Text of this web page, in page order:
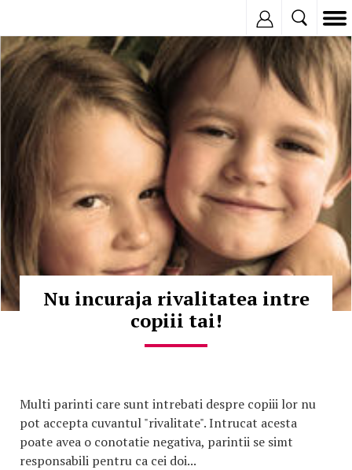
© Copyright:
Nu incuraja rivalitatea intre
copiii tai!
Multi parinti care sunt intrebati despre copiii lor nu
pot accepta cuvantul "rivalitate". Intrucat acesta
poate avea o conotatie negativa, parintii se simt
responsabili pentru ca cei doi...